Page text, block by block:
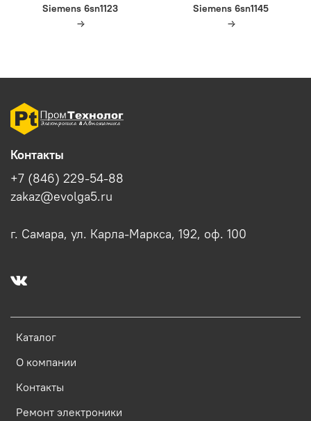
Siemens 6sn1123 Siemens 6sn1145
Каталог
О компании
Контакты
Ремонт электроники
Контакты
+7 (846) 229-54-88
zakaz@evolga5.ru
г. Самара, ул. Карла-Маркса, 192, оф. 100